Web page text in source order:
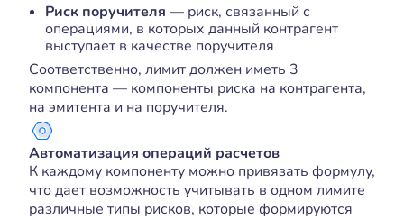
Риск поручителя — риск, связанный с
операциями, в которых данный контрагент
выступает в качестве поручителя
Соответственно, лимит должен иметь 3
компонента — компоненты риска на контрагента,
на эмитента и на поручителя.
Автоматизация операций расчетов
К каждому компоненту можно привязать формулу,
что дает возможность учитывать в одном лимите
различные типы рисков, которые формируются